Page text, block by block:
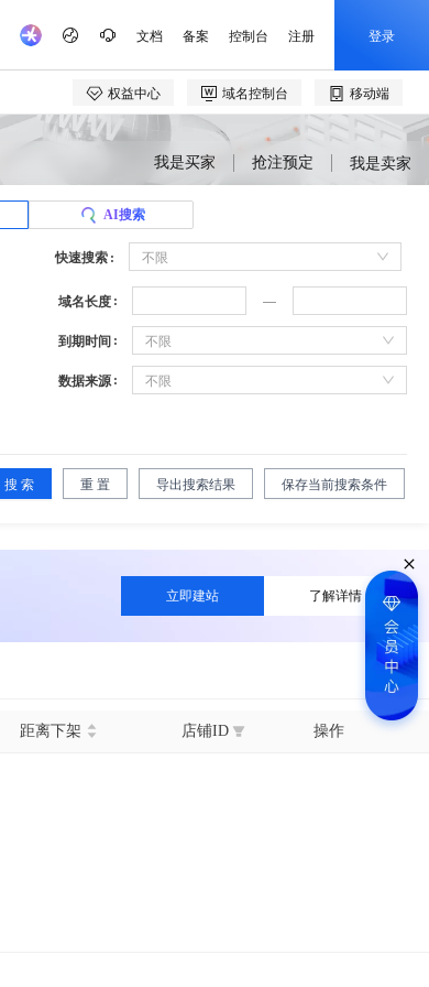
我是买家 抢注预定 我是卖家
AI搜索
快速搜索 不限
域名长度
到期时间 不限
数据来源 不限
搜 索 重 置 导出搜索结果 保存当前搜索条件
立即建站 了解详情
距离下架 店铺ID 操作